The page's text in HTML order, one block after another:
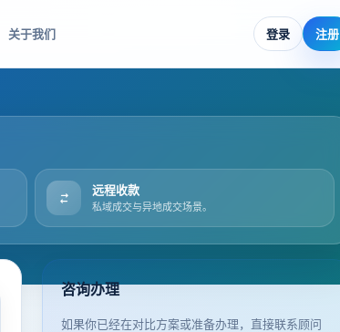
关于我们 登录 注册
远程收款
私域成交与异地成交场景。
咨询办理
如果你已经在对比方案或准备办理，直接联系顾问